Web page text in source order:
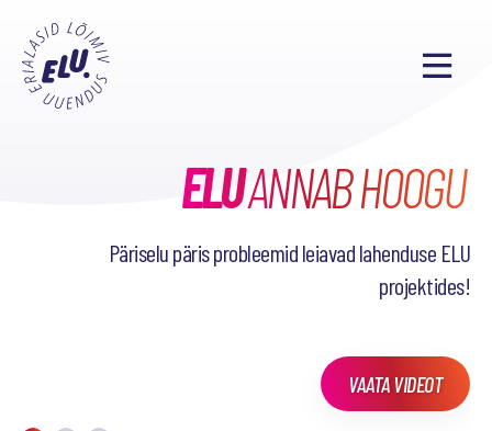
ELUANNAB HOOGU
Päriselu päris probleemid leiavad lahenduse ELU
projektides!
VAATA VIDEOT
SEL SEMESTRIL38
PÕNEVAT PROJEKTI
TAHAD TEADA, MIDA
OLEME TEINUD?